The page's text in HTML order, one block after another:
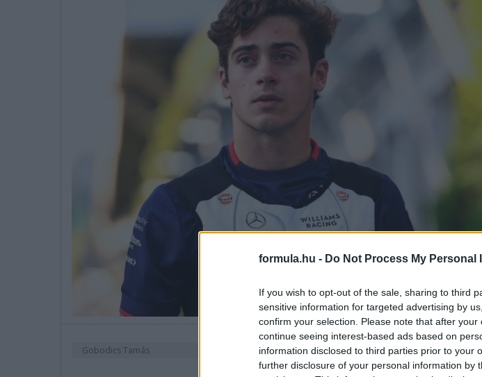
formula.hu - Do Not Process My Personal
If you wish to opt-out of the sale, sharing to third
sensitive information for targeted advertising by
confirm your selection. Please note that after
continue seeing interest-based ads based on
information disclosed to third parties prior to your
further disclosure of your personal information by
Gobodics Tamás